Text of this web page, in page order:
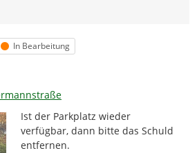
Äußerung
Status
In Bearbeitung
Ist der Parkplatz wieder
verfügbar, dann bitte das Schuld
entfernen.